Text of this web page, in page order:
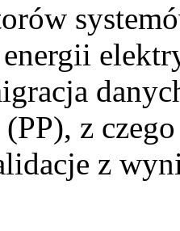
z
z